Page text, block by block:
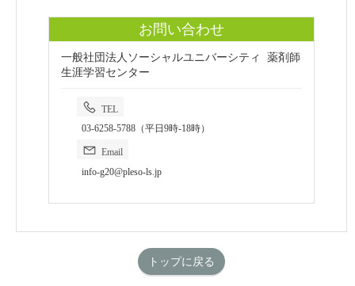
お問い合わせ
一般社団法人ソーシャルユニバーシティ 薬剤師
生涯学習センター
TEL
03-6258-5788（平日9時-18時）
Email
info-g20@pleso-ls.jp
トップに戻る